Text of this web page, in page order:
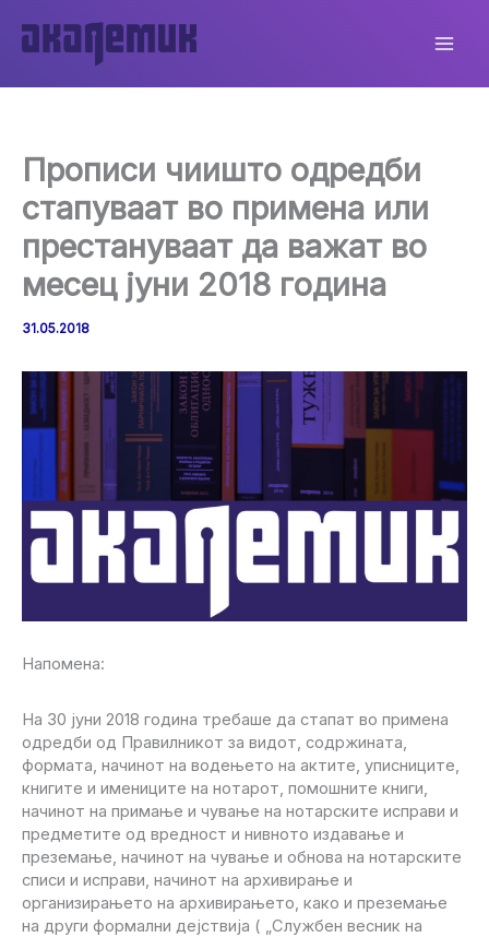
content
Прописи чиишто одредби
стапуваат во примена или
престануваат да важат во
месец јуни 2018 година
31.05.2018
Напомена:
На 30 јуни 2018 година требаше да стапат во примена
одредби од Правилникот за видот, содржината,
формата, начинот на водењето на актите, уписниците,
книгите и имениците на нотарот, помошните книги,
начинот на примање и чување на нотарските исправи и
предметите од вредност и нивното издавање и
преземање, начинот на чување и обнова на нотарските
списи и исправи, начинот на архивирање и
организирањето на архивирањето, како и преземање
на други формални дејствија ( „Службен весник на